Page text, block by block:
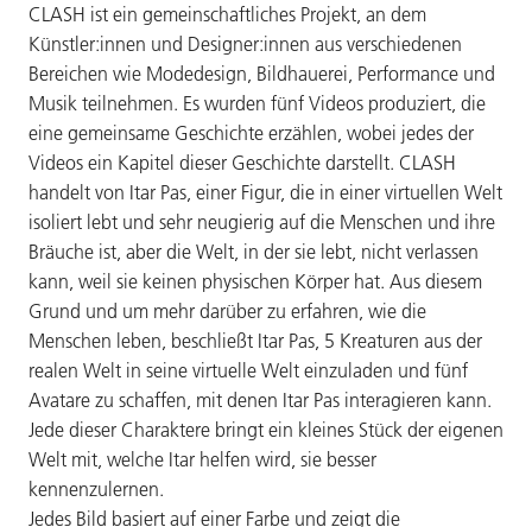
CLASH ist ein gemeinschaftliches Projekt, an dem
Künstler:innen und Designer:innen aus verschiedenen
Bereichen wie Modedesign, Bildhauerei, Performance und
Musik teilnehmen. Es wurden fünf Videos produziert, die
eine gemeinsame Geschichte erzählen, wobei jedes der
Videos ein Kapitel dieser Geschichte darstellt. CLASH
handelt von Itar Pas, einer Figur, die in einer virtuellen Welt
isoliert lebt und sehr neugierig auf die Menschen und ihre
Bräuche ist, aber die Welt, in der sie lebt, nicht verlassen
kann, weil sie keinen physischen Körper hat. Aus diesem
Grund und um mehr darüber zu erfahren, wie die
Menschen leben, beschließt Itar Pas, 5 Kreaturen aus der
realen Welt in seine virtuelle Welt einzuladen und fünf
Avatare zu schaffen, mit denen Itar Pas interagieren kann.
Jede dieser Charaktere bringt ein kleines Stück der eigenen
Welt mit, welche Itar helfen wird, sie besser
kennenzulernen.
Jedes Bild basiert auf einer Farbe und zeigt die